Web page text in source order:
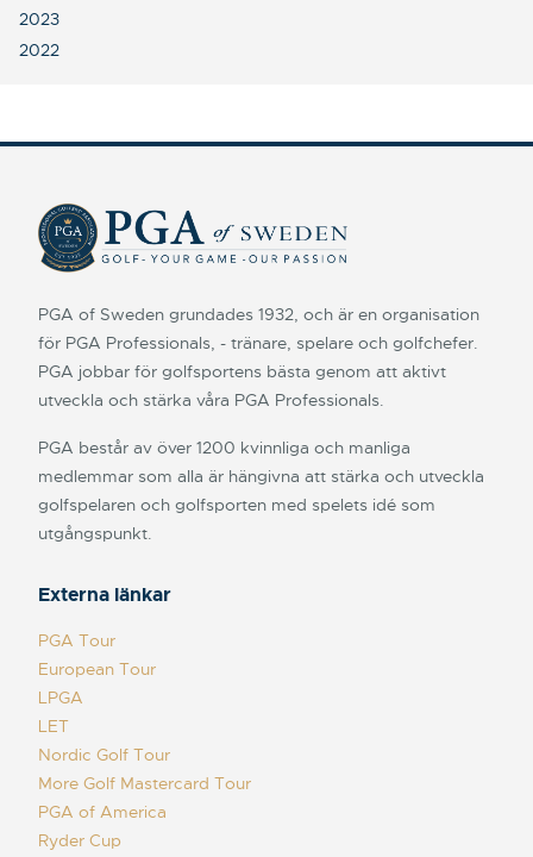
2023
2022
PGA of Sweden grundades 1932, och är en organisation
för PGA Professionals, - tränare, spelare och golfchefer.
PGA jobbar för golfsportens bästa genom att aktivt
utveckla och stärka våra PGA Professionals.
PGA består av över 1200 kvinnliga och manliga
medlemmar som alla är hängivna att stärka och utveckla
golfspelaren och golfsporten med spelets idé som
utgångspunkt.
Externa länkar
PGA Tour
European Tour
LPGA
LET
Nordic Golf Tour
More Golf Mastercard Tour
PGA of America
Ryder Cup